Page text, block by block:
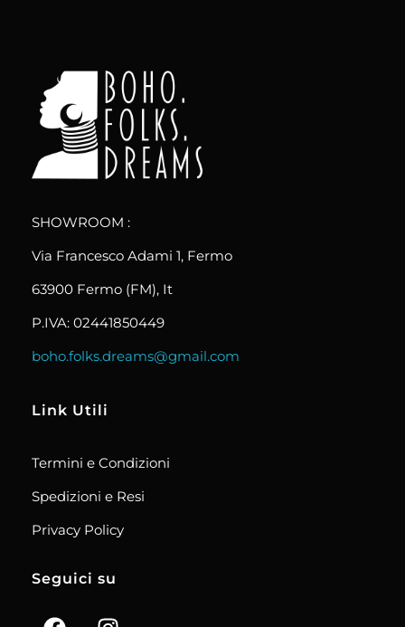
SHOWROOM :
Via Francesco Adami 1, Fermo
63900 Fermo (FM), It
P.IVA: 02441850449
boho.folks.dreams@gmail.com
Link Utili
Termini e Condizioni
Spedizioni e Resi
Privacy Policy
Seguici su